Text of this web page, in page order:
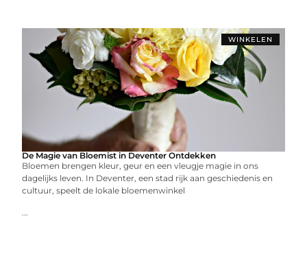
WINKELEN
De Magie van Bloemist in Deventer Ontdekken
Bloemen brengen kleur, geur en een vleugje magie in ons
dagelijks leven. In Deventer, een stad rijk aan geschiedenis en
cultuur, speelt de lokale bloemenwinkel
...